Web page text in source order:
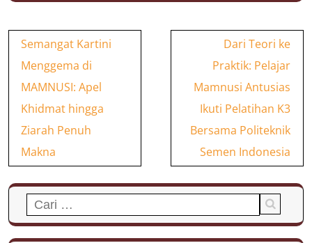
Navigasi
pos
Semangat Kartini
Menggema di
MAMNUSI: Apel
Khidmat hingga
Ziarah Penuh
Makna
Dari Teori ke
Praktik: Pelajar
Mamnusi Antusias
Ikuti Pelatihan K3
Bersama Politeknik
Semen Indonesia
Cari
untuk: